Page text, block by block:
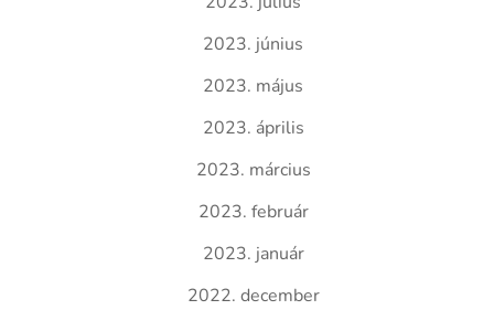
2023. június
2023. május
2023. április
2023. március
2023. február
2023. január
2022. december